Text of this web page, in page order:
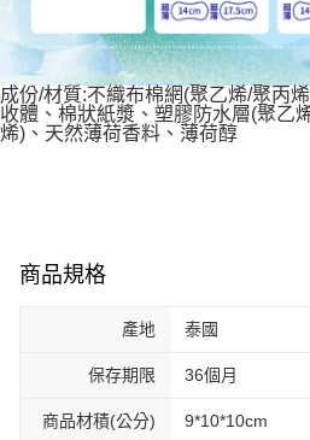
成份/材質:不織布棉網(聚乙烯/聚丙
收體、棉狀紙漿、塑膠防水層(聚乙
烯)、天然薄荷香料、薄荷醇
商品規格
產地 泰國
保存期限 36個月
商品材積(公分) 9*10*10cm